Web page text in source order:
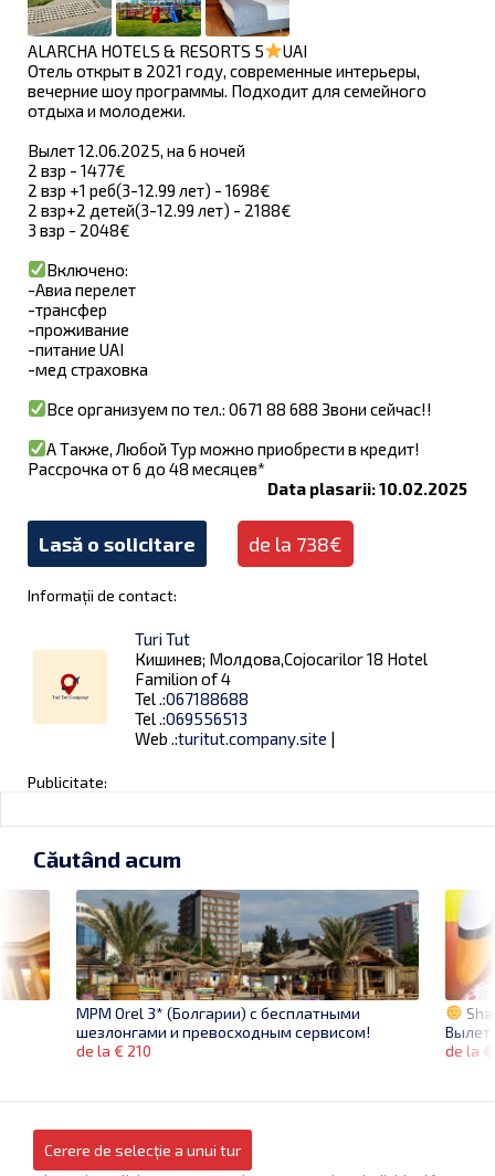
ALARCHA HOTELS & RESORTS 5
UAI
Отель открыт в 2021 году, современные интерьеры,
вечерние шоу программы. Подходит для семейного
отдыха и молодежи.
Вылет 12.06.2025, на 6 ночей
2 взр - 1477€
2 взр +1 реб(3-12.99 лет) - 1698€
2 взр+2 детей(3-12.99 лет) - 2188€
3 взр - 2048€
Включено:
-Авиа перелет
-трансфер
-проживание
-питание UAI
-мед страховка
Все организуем по тел.: 0671 88 688 Звони сейчас!!
А Также, Любой Тур можно приобрести в кредит!
Рассрочка от 6 до 48 месяцев*
Data plasarii: 10.02.2025
Lasă o solicitare de la 738€
Informații de contact:
Turi Tut
Кишинев; Молдова,Cojocarilor 18 Hotel
Familion of 4
Tel .:067188688
Tel .:069556513
Web .:turitut.company.site |
Publicitate:
Вылет
de la
Căutând acum
MPM Orel 3* (Болгарии) с бесплатными
шезлонгами и превосходным сервисом!
de la € 210
Cerere de selecție a unui tur